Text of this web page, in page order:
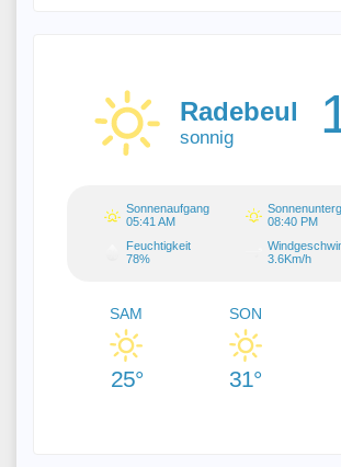
Radebeul
sonnig
Sonnenaufgang
05:41 AM
08:40 PM
Feuchtigkeit
78%
3.6Km/h
SAM
25°
SON
31°